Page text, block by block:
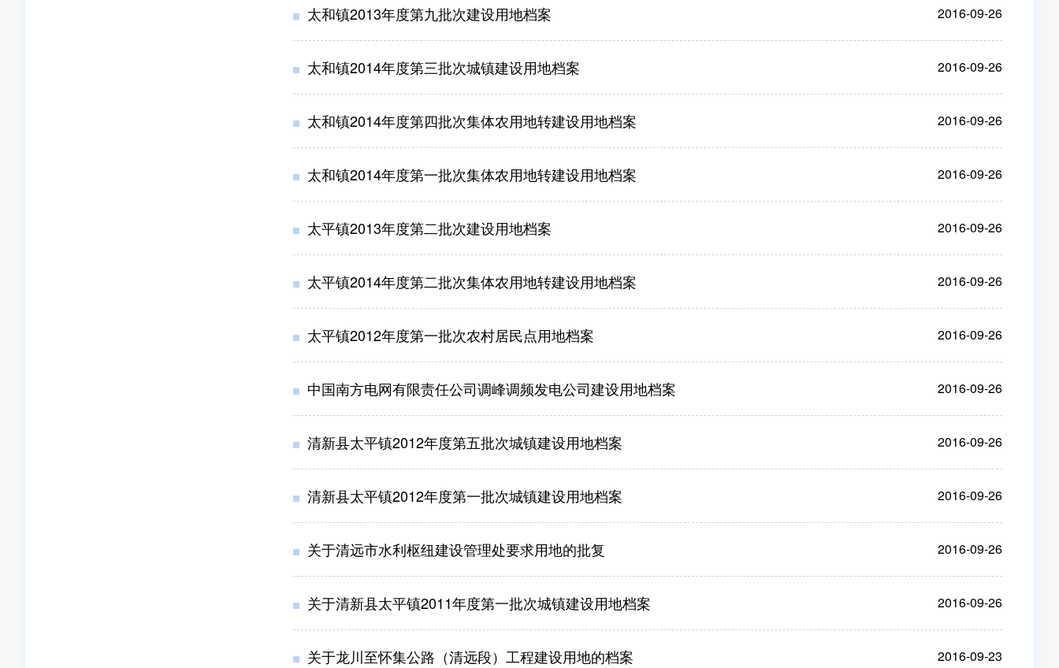
太和镇2013年度第九批次建设用地档案 2016-09-26
太和镇2014年度第三批次城镇建设用地档案 2016-09-26
太和镇2014年度第四批次集体农用地转建设用地档案 2016-09-26
太和镇2014年度第一批次集体农用地转建设用地档案 2016-09-26
太平镇2013年度第二批次建设用地档案 2016-09-26
太平镇2014年度第二批次集体农用地转建设用地档案 2016-09-26
太平镇2012年度第一批次农村居民点用地档案 2016-09-26
中国南方电网有限责任公司调峰调频发电公司建设用地档案 2016-09-26
清新县太平镇2012年度第五批次城镇建设用地档案 2016-09-26
清新县太平镇2012年度第一批次城镇建设用地档案 2016-09-26
关于清远市水利枢纽建设管理处要求用地的批复 2016-09-26
关于清新县太平镇2011年度第一批次城镇建设用地档案 2016-09-26
关于龙川至怀集公路（清远段）工程建设用地的档案 2016-09-23